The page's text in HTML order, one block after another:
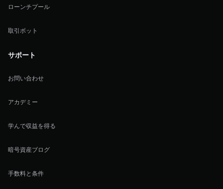
ローンチプール
取引ボット
サポート
お問い合わせ
アカデミー
学んで収益を得る
暗号資産ブログ
手数料と条件